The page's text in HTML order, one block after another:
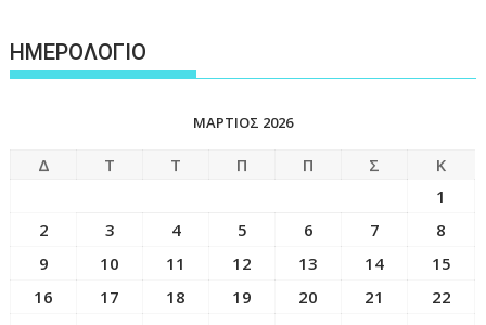
ΗΜΕΡΟΛΟΓΙΟ
ΜΆΡΤΙΟΣ 2026
Δ Τ Τ Π Π Σ
Κ
1
2
3 4 5 6 7
8
9
10 11 12 13 14
15
16
17 18 19 20 21
22